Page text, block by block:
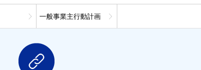
一般事業主行動計画